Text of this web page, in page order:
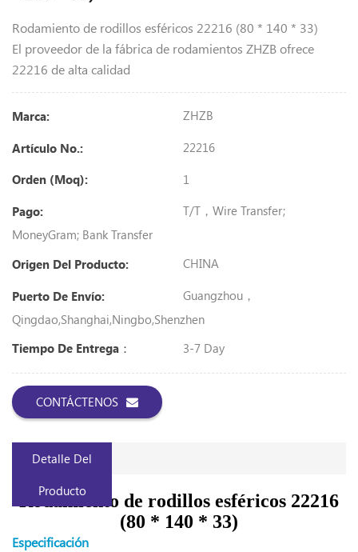
Rodamiento de rodillos esféricos 22216 (80 * 140 * 33)
El proveedor de la fábrica de rodamientos ZHZB ofrece
22216 de alta calidad
Marca: ZHZB
Artículo No.: 22216
Orden (Moq): 1
Pago:
T/T，Wire Transfer;
MoneyGram; Bank Transfer
Origen Del Producto:
CHINA
Puerto De Envío:
Guangzhou，
Qingdao,Shanghai,Ningbo,Shenzhen
Tiempo De Entrega：
3-7 Day
CONTÁCTENOS
Detalle Del
Producto
Rodamiento de rodillos esféricos 22216
(80 * 140 * 33)
Especificación